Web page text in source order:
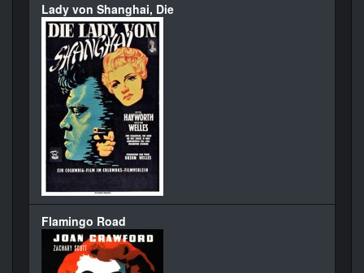
Lady von Shanghai, Die
Flamingo Road